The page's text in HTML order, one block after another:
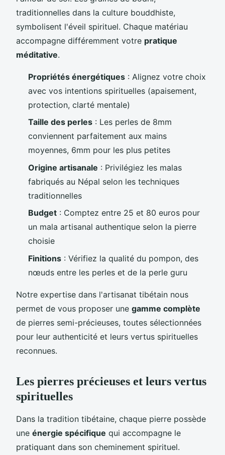
traditionnelles dans la culture bouddhiste,
symbolisent l'éveil spirituel. Chaque matériau
accompagne différemment votre pratique
méditative.
Propriétés énergétiques : Alignez votre choix
avec vos intentions spirituelles (apaisement,
protection, clarté mentale)
Taille des perles : Les perles de 8mm
conviennent parfaitement aux mains
moyennes, 6mm pour les plus petites
Origine artisanale : Privilégiez les malas
fabriqués au Népal selon les techniques
traditionnelles
Budget : Comptez entre 25 et 80 euros pour
un mala artisanal authentique selon la pierre
choisie
Finitions : Vérifiez la qualité du pompon, des
nœuds entre les perles et de la perle guru
Notre expertise dans l'artisanat tibétain nous
permet de vous proposer une gamme complète
de pierres semi-précieuses, toutes sélectionnées
pour leur authenticité et leurs vertus spirituelles
reconnues.
Les pierres précieuses et leurs vertus
spirituelles
Dans la tradition tibétaine, chaque pierre possède
une énergie spécifique qui accompagne le
pratiquant dans son cheminement spirituel.